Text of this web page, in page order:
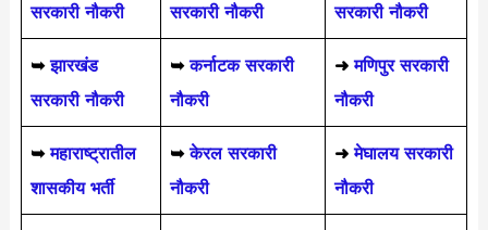
सरकारी नौकरी
सरकारी नौकरी
सरकारी नौकरी
➥ झारखंड
सरकारी नौकरी
➥ कर्नाटक सरकारी
नौकरी
➜ मणिपुर सरकारी
नौकरी
➥ महाराष्ट्रातील
शासकीय भर्ती
➥ केरल सरकारी
नौकरी
➜ मेघालय सरकारी
नौकरी